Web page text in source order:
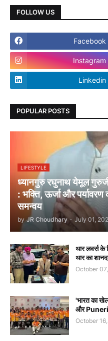
FOLLOW US
Facebook
Instagram
Linkedin
POPULAR POSTS
LIFESTYLE
ध्यानगुरु रघुनाथ येमूल
: भक्ति, ऊर्जा और
समन्वय
by JR Choudhary - July 01,
थार लवर्स के
थार का
October
'भारत का
और Puneri
October